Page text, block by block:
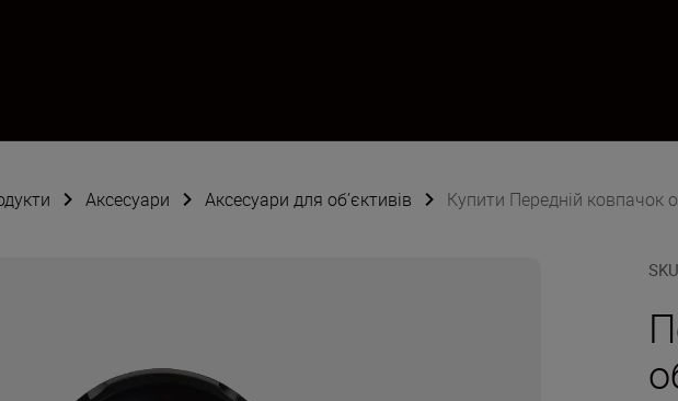
Аксесуари Аксесуари для об’єктивів Купити Передній ковпачок
SKU